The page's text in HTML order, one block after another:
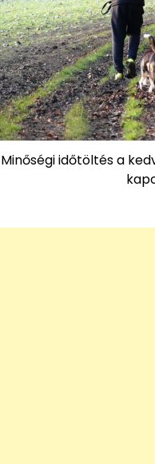
Minőségi időtöltés a